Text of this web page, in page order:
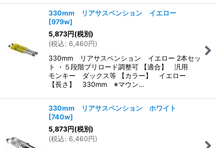
330mm リアサスペンション イエロー
[979w]
5,873円(税別)
(税込: 6,460円)
330mm リアサスペンション イエロー 2本セッ
ト ・５段階プリロード調整可 【適合】 汎用
モンキー ダックス等 【カラー】 イエロー
【長さ】 330mm ※マウン…
330mm リアサスペンション ホワイト
[740w]
5,873円(税別)
(税込: 6,460円)